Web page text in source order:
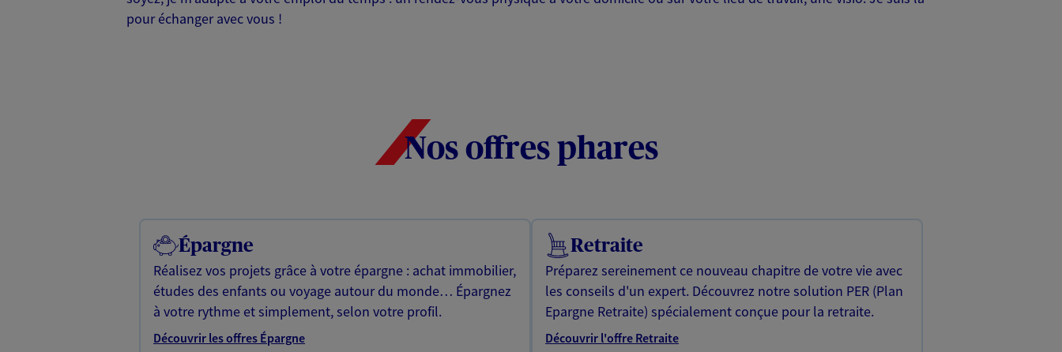
pour échanger avec vous !
Nos offres phares
Épargne
Réalisez vos projets grâce à votre épargne : achat immobilier,
études des enfants ou voyage autour du monde… Épargnez
à votre rythme et simplement, selon votre profil.
Découvrir les offres Épargne
Retraite
Préparez sereinement ce nouveau chapitre de votre vie avec
les conseils d'un expert. Découvrez notre solution PER (Plan
Epargne Retraite) spécialement conçue pour la retraite.
Découvrir l'offre Retraite